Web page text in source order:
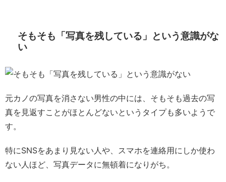
そもそも「写真を残している」という意識がな
い
元カノの写真を消さない男性の中には、そもそも過去の写
真を見返すことがほとんどないというタイプも多いようで
す。
特にSNSをあまり見ない人や、スマホを連絡用にしか使わ
ない人ほど、写真データに無頓着になりがち。